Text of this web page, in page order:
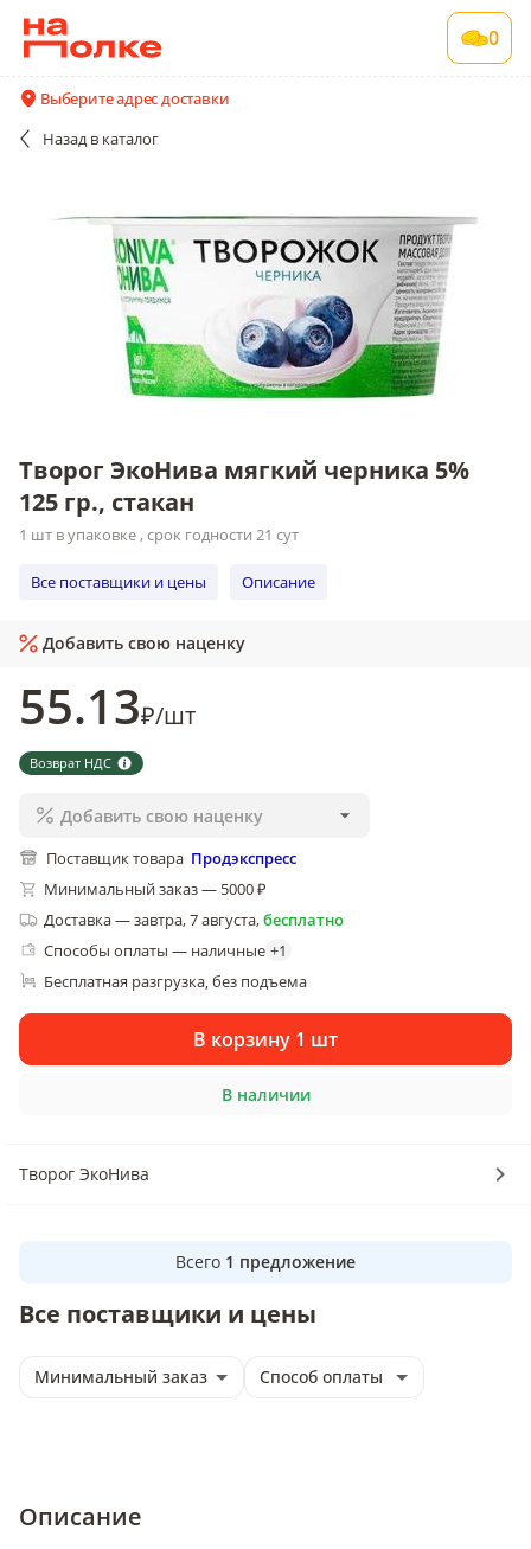
0
Выберите адрес доставки
Назад в каталог
Творог ЭкоНива мягкий черника 5% 125 гр.,
стакан
Творог ЭкоНива мягкий черника 5%
125 гр., стакан
1 шт в упаковке , срок годности 21 сут
Все поставщики и цены Описание
Добавить свою наценку
55.13₽/шт
Возврат НДС
Добавить свою наценку
Поставщик товара Продэкспресс
Минимальный заказ — 5000 ₽
Доставка—завтра, 7 августа,бесплатно
Способы оплаты — наличные +1
Бесплатная разгрузка, без подъема
В корзину 1 шт
В наличии
Творог ЭкоНива
Всего 1 предложение
Все поставщики и цены
Минимальный заказ Способ оплаты
Описание